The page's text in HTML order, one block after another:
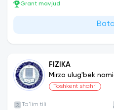
Grant mavjud
FIZIKA
Mirzo ulug'bek
universiteti
Toshkent shahri
Ta'lim tili